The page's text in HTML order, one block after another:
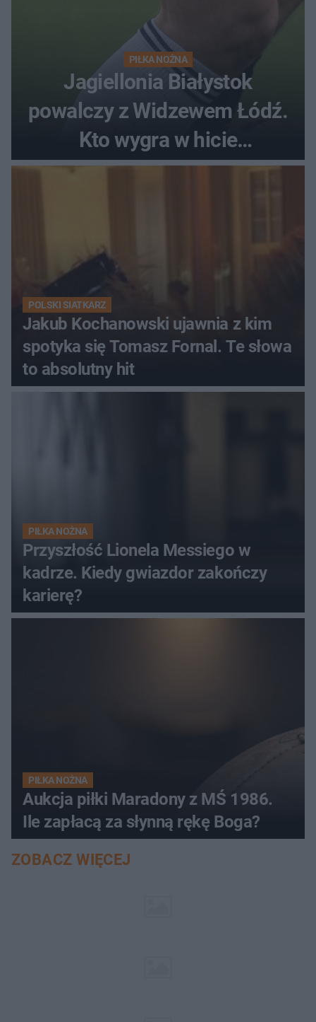
PIŁKA NOŻNA
Jagiellonia Białystok
powalczy z Widzewem Łódź.
Kto wygra w hicie
Ekstraklasy?
POLSKI SIATKARZ
Jakub Kochanowski ujawnia z kim
spotyka się Tomasz Fornal. Te słowa
to absolutny hit
PIŁKA NOŻNA
Przyszłość Lionela Messiego w
kadrze. Kiedy gwiazdor zakończy
karierę?
PIŁKA NOŻNA
Aukcja piłki Maradony z MŚ 1986.
Ile zapłacą za słynną rękę Boga?
ZOBACZ WIĘCEJ